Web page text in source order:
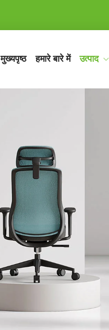
मुख्यपृष्ठ हमारे बारे में उत्पाद